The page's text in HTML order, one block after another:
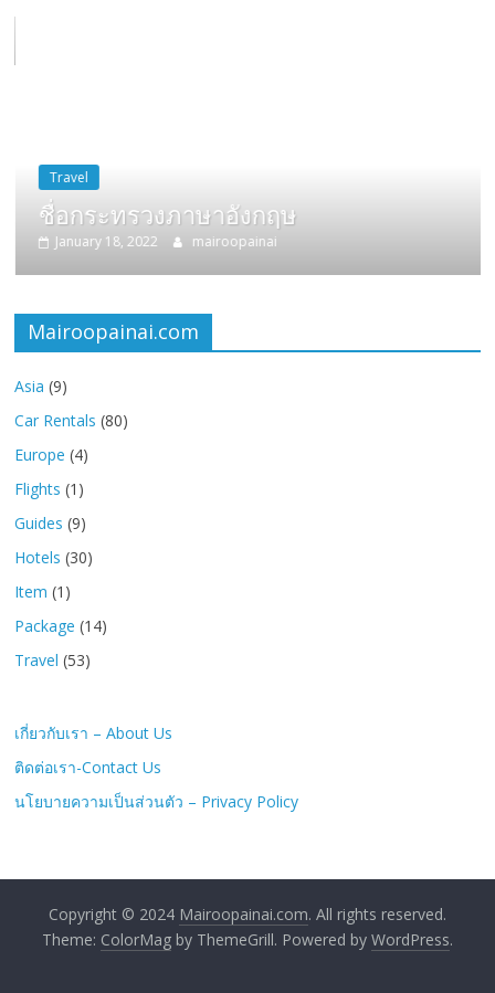
Travel
ชื่อกระทรวงภาษาอังกฤษ
January 18, 2022 mairoopainai
Mairoopainai.com
Asia (9)
Car Rentals (80)
Europe (4)
Flights (1)
Guides (9)
Hotels (30)
Item (1)
Package (14)
Travel (53)
เกี่ยวกับเรา – About Us
ติดต่อเรา-Contact Us
นโยบายความเป็นส่วนตัว – Privacy Policy
Copyright © 2024 Mairoopainai.com. All rights reserved.
Theme: ColorMagby ThemeGrill. Powered by WordPress.